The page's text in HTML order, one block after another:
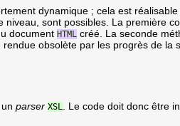
dynamique ; cela est réalisable
sont possibles. La première
documentHTML créé. La seconde
obsolète par les progrès de la
parser XSL. Le code doit donc être